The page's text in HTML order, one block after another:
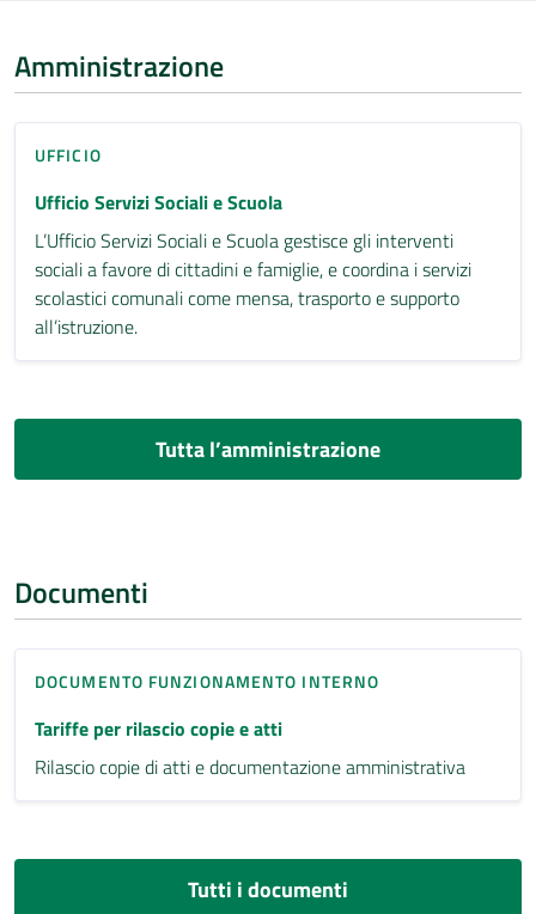
Amministrazione
UFFICIO
Ufficio Servizi Sociali e Scuola
L’Ufficio Servizi Sociali e Scuola gestisce gli interventi
sociali a favore di cittadini e famiglie, e coordina i servizi
scolastici comunali come mensa, trasporto e supporto
all’istruzione.
Tutta l’amministrazione
Documenti
DOCUMENTO FUNZIONAMENTO INTERNO
Tariffe per rilascio copie e atti
Rilascio copie di atti e documentazione amministrativa
Tutti i documenti